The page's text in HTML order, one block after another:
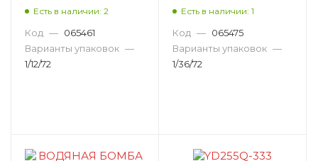
Есть в наличии: 2
Код — 065461
Варианты упаковок —
1/12/72
Есть в наличии: 1
Код — 065475
Варианты упаковок —
1/36/72